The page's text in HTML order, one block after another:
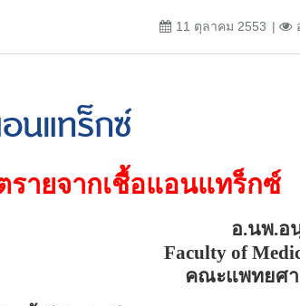
11 ตุลาคม 2553
นแทร็กซ์
รายจากเชื้อแอนแทร็กซ์
อ.นพ.อ
Faculty of
คณะแพทยศา